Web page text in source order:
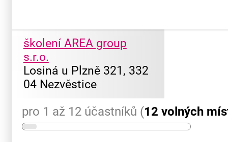
školení AREA group
s.r.o.
Losiná u Plzně 321, 332
04 Nezvěstice
pro 1 až 12 účastníků (12 volných